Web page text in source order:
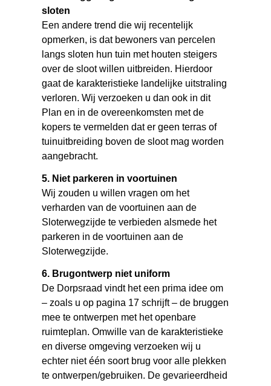
sloten
Een andere trend die wij recentelijk
opmerken, is dat bewoners van percelen
langs sloten hun tuin met houten steigers
over de sloot willen uitbreiden. Hierdoor
gaat de karakteristieke landelijke uitstraling
verloren. Wij verzoeken u dan ook in dit
Plan en in de overeenkomsten met de
kopers te vermelden dat er geen terras of
tuinuitbreiding boven de sloot mag worden
aangebracht.
5. Niet parkeren in voortuinen
Wij zouden u willen vragen om het
verharden van de voortuinen aan de
Sloterwegzijde te verbieden alsmede het
parkeren in de voortuinen aan de
Sloterwegzijde.
6. Brugontwerp niet uniform
De Dorpsraad vindt het een prima idee om
– zoals u op pagina 17 schrijft – de bruggen
mee te ontwerpen met het openbare
ruimteplan. Omwille van de karakteristieke
en diverse omgeving verzoeken wij u
echter niet één soort brug voor alle plekken
te ontwerpen/gebruiken. De gevarieerdheid